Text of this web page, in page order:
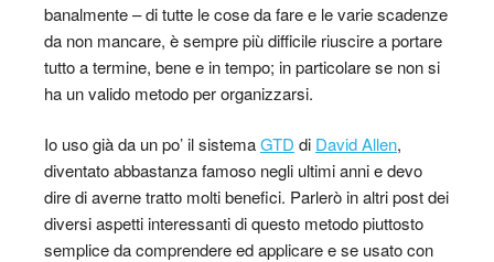
banalmente – di tutte le cose da fare e le varie scadenze
da non mancare, è sempre più difficile riuscire a portare
tutto a termine, bene e in tempo; in particolare se non si
ha un valido metodo per organizzarsi.
Io uso già da un po’ il sistemaGTD di David Allen,
diventato abbastanza famoso negli ultimi anni e devo
dire di averne tratto molti benefici. Parlerò in altri post dei
diversi aspetti interessanti di questo metodo piuttosto
semplice da comprendere ed applicare e se usato con